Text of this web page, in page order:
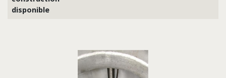
disponible